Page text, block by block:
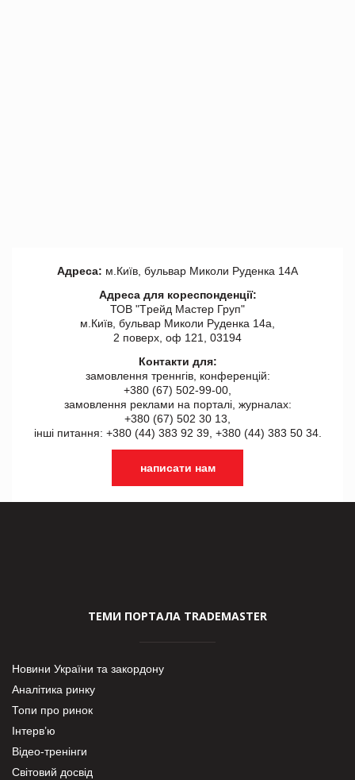
Адреса: м.Київ, бульвар Миколи Руденка 14А
Адреса для кореспонденції:
ТОВ "Tрейд Мастер Груп"
м.Київ, бульвар Миколи Руденка 14а,
2 поверх, оф 121, 03194
Контакти для:
замовлення треннгів, конференцій:
+380 (67) 502-99-00,
замовлення реклами на порталі, журналах:
+380 (67) 502 30 13,
інші питання: +380 (44) 383 92 39, +380 (44) 383 50 34.
написати нам
ТЕМИ ПОРТАЛА TRADEMASTER
Новини України та закордону
Аналітика ринку
Топи про ринок
Інтерв’ю
Відео-тренінги
Світовий досвід